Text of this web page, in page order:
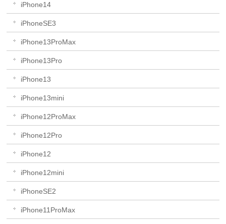
iPhone14
iPhoneSE3
iPhone13ProMax
iPhone13Pro
iPhone13
iPhone13mini
iPhone12ProMax
iPhone12Pro
iPhone12
iPhone12mini
iPhoneSE2
iPhone11ProMax